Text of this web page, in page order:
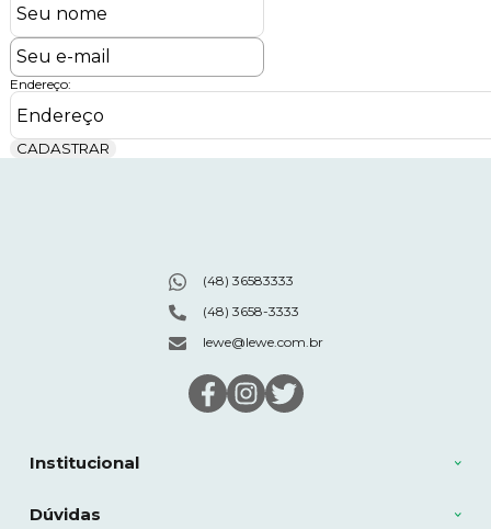
Endereço:
CADASTRAR
Institucional
Dúvidas
(48) 36583333
(48) 3658-3333
lewe@lewe.com.br